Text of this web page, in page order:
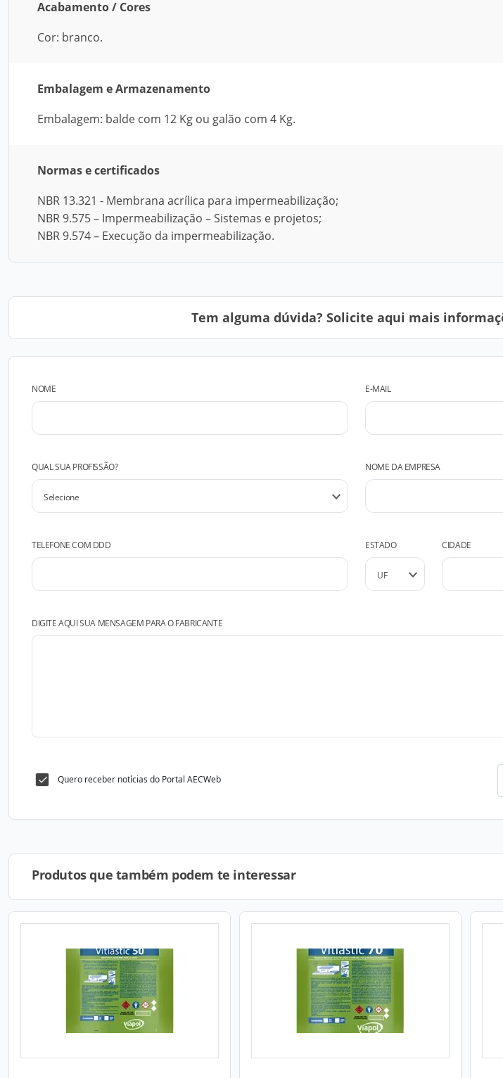
Acabamento / Cores
Cor: branco.
Embalagem e Armazenamento
Embalagem: balde com 12 Kg ou galão com 4 Kg.
Normas e certificados
NBR 13.321 - Membrana acrílica para impermeabilização;
NBR 9.575 – Impermeabilização – Sistemas e projetos;
NBR 9.574 – Execução da impermeabilização.
Tem alguma dúvida? Solicite aqui mais
NOME E-MAIL
QUAL SUA PROFISSÃO? NOME DA EMPRESA
TELEFONE COM DDD ESTADO CIDADE
DIGITE AQUI SUA MENSAGEM PARA O FABRICANTE
Quero receber notícias do Portal AECWeb
Produtos que também podem te interessar